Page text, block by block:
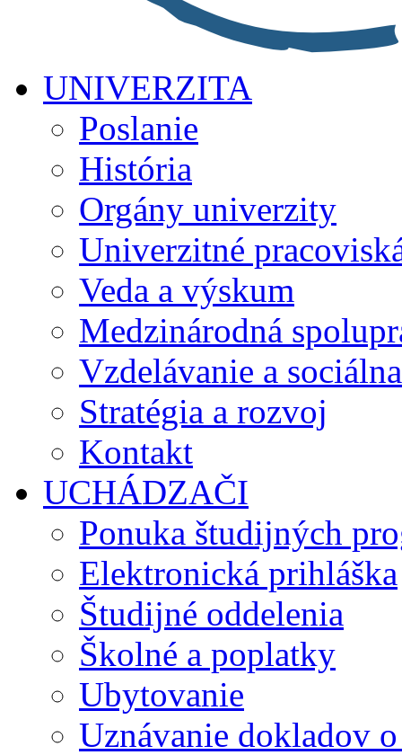
UNIVERZITA
Poslanie
História
Orgány univerzity
Univerzitné
Veda a výskum
Medzinárodná
Vzdelávanie a
Stratégia a rozvoj
Kontakt
UCHÁDZAČI
Ponuka študijných
Elektronická prihláška
Študijné oddelenia
Školné a poplatky
Ubytovanie
Uznávanie dokladov